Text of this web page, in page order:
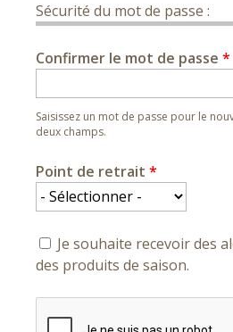
Sécurité du mot de passe :
Confirmer le mot de passe *
Saisissez un mot de passe pour le
deux champs.
Point de retrait *
Je souhaite recevoir des
des produits de saison.